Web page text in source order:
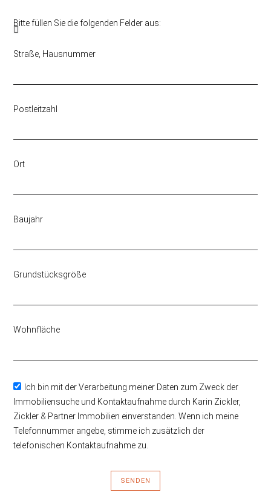
Bitte füllen Sie die folgenden Felder aus:
Straße, Hausnummer
Postleitzahl
Ort
Baujahr
Grundstücksgröße
Wohnfläche
Ich bin mit der Verarbeitung meiner Daten zum Zweck der
Immobiliensuche und Kontaktaufnahme durch Karin Zickler,
Zickler & Partner Immobilien einverstanden. Wenn ich meine
Telefonnummer angebe, stimme ich zusätzlich der
telefonischen Kontaktaufnahme zu.
SENDEN